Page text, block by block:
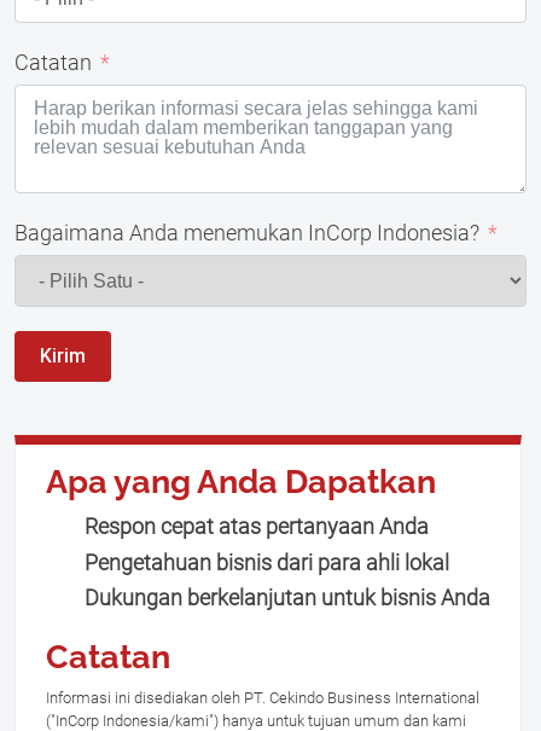
Catatan
Bagaimana Anda menemukan InCorp Indonesia?
Kirim
Apa yang Anda Dapatkan
Respon cepat atas pertanyaan Anda
Pengetahuan bisnis dari para ahli lokal
Dukungan berkelanjutan untuk bisnis Anda
Catatan
Informasi ini disediakan oleh PT. Cekindo Business International
("InCorp Indonesia/kami") hanya untuk tujuan umum dan kami